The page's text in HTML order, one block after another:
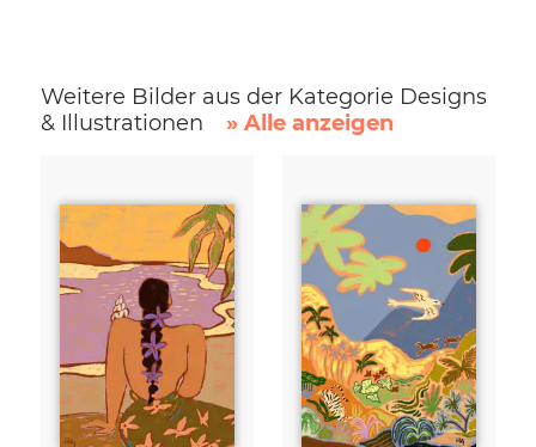
Weitere Bilder aus der Kategorie Designs
& Illustrationen
» Alle anzeigen